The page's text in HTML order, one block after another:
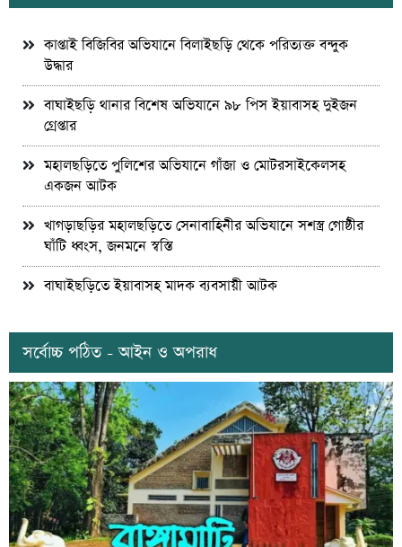
কাপ্তাই বিজিবির অভিযানে বিলাইছড়ি থেকে পরিত্যক্ত বন্দুক
উদ্ধার
বাঘাইছড়ি থানার বিশেষ অভিযানে ৯৮ পিস ইয়াবাসহ দুইজন
গ্রেপ্তার
মহালছড়িতে পুলিশের অভিযানে গাঁজা ও মোটরসাইকেলসহ
একজন আটক
খাগড়াছড়ির মহালছড়িতে সেনাবাহিনীর অভিযানে সশস্ত্র গোষ্ঠীর
ঘাঁটি ধ্বংস, জনমনে স্বস্তি
বাঘাইছড়িতে ইয়াবাসহ মাদক ব্যবসায়ী আটক
সর্বোচ্চ পঠিত - আইন ও অপরাধ